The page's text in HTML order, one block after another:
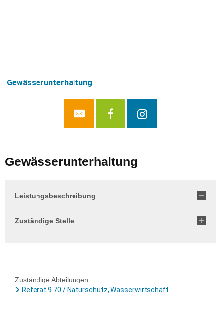
Gewässerunterhaltung
Gewässerunterhaltung
Leistungsbeschreibung
Zuständige Stelle
Zuständige Abteilungen
Referat 9.70 / Naturschutz, Wasserwirtschaft